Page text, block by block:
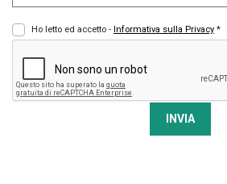
Ho letto ed accetto - Informativa sulla Privacy *
INVIA